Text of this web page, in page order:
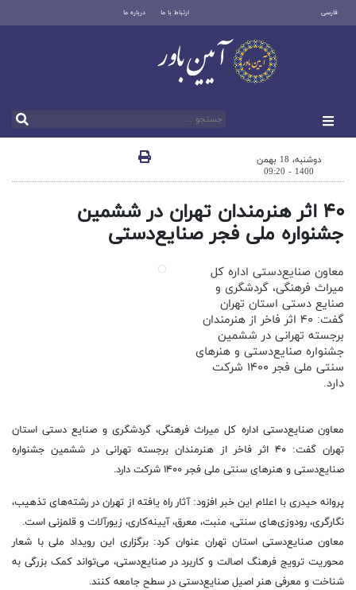
فارسی ارتباط با ما درباره ما
دوشنبه، 18 بهمن
1400 - 09:20
۴۰ اثر هنرمندان تهران در ششمین
جشنواره ملی فجر صنایع‌دستی
معاون صنایع‌دستی اداره کل
میراث فرهنگی، گردشگری و
صنایع دستی استان تهران
گفت: ۴۰ اثر فاخر از هنرمندان
برجسته تهرانی در ششمین
جشنواره صنایع‌دستی و هنر‌های
سنتی ملی فجر ۱۴۰۰ شرکت
دارد.
معاون صنایع‌دستی اداره کل میراث فرهنگی، گردشگری و صنایع دستی استان
تهران گفت: ۴۰ اثر فاخر از هنرمندان برجسته تهرانی در ششمین جشنواره
صنایع‌دستی و هنر‌های سنتی ملی فجر ۱۴۰۰ شرکت دارد.
پروانه حیدری با اعلام این خبر افزود: آثار راه یافته از تهران در رشته‌های تذهیب،
نگارگری، رودوزی‌های سنتی، منبت، معرق، آیینه‌کاری، زیورآلات و قلمزنی است.
معاون صنایع‌دستی استان تهران عنوان کرد: برگزاری این رویداد ملی با شعار
محوریت ترویج فرهنگ اصالت و کاربرد در صنایع‌دستی، می‌تواند کمک بزرگی به
شناخت و معرفی هنر اصیل صنایع‌دستی در سطح جامعه کنند.